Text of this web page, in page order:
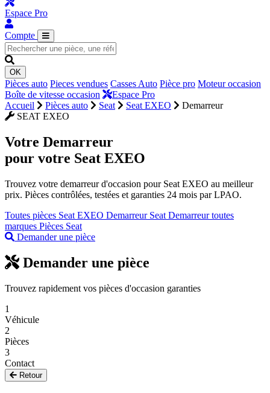
Espace Pro
Compte
OK
Pièces auto Pieces vendues Casses Auto Pièce pro Moteur occasion
Boîte de vitesse occasion
Espace Pro
Accueil
Pièces auto Seat Seat EXEO
Demarreur
SEAT EXEO
Votre Demarreur
pour votre Seat EXEO
Trouvez votre demarreur d'occasion pour Seat EXEO au meilleur
prix. Pièces contrôlées, testées et garanties 24 mois par LPAO.
Toutes pièces Seat EXEO Demarreur Seat Demarreur toutes
marques Pièces Seat
Demander une pièce
Demander une pièce
Trouvez rapidement vos pièces d'occasion garanties
1
Véhicule
2
Pièces
3
Contact
Retour